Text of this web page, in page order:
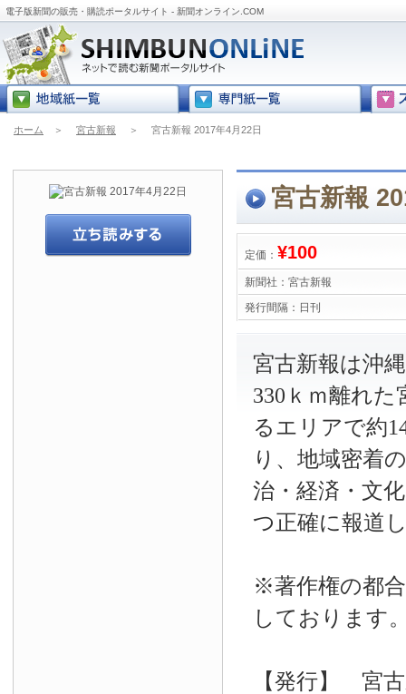
電子版新聞の販売・購読ポータルサイト - 新聞オンライン.COM
ホーム ＞ 宮古新報 ＞ 宮古新報 2017年4月22日
宮古新報
定価： ¥100
新聞社： 宮古新報
発行間隔： 日刊
宮古新報は沖
330ｋｍ離れ
るエリアで約
り、地域密着
治・経済・文
つ正確に報道
※著作権の都
しております
【発行】 宮